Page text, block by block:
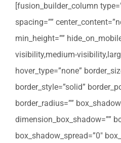
[fusion_builder_column
spacing=””
min_height=””
visibility,medium-
hover_type=”none”
border_style=”solid”
border_radius=””
dimension_box_shadow=””
box_shadow_spread=”0″